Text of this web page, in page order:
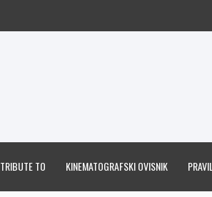
TRIBUTE TO KINEMATOGRAFSKI OVISNIK